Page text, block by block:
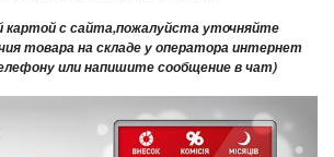
картой с сайта,пожалуйста уточняйте
товара на складе у оператора интернет
или напишите сообщение в чат)